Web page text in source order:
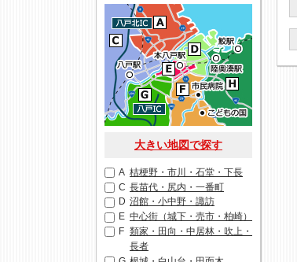
大きい地図で探す
A 桔梗野・市川・石堂・下長
C 長苗代・尻内・一番町
D 沼館・小中野・諏訪
E 中心街（城下・売市・柏崎）
F 類家・田向・中居林・吹上・
長者